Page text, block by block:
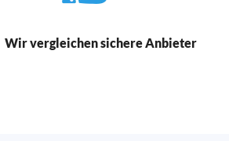
Wir vergleichen sichere Anbieter